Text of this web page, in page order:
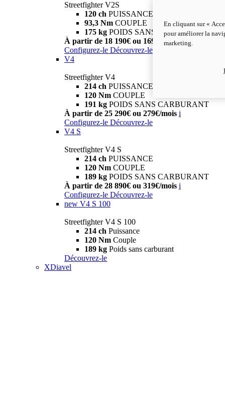
Streetfighter V2S
120 ch PUISSANCE
93,3 Nm COUPLE
175 kg POIDS SANS CARBURANT
À partir de 18 190€ ou 169€/mois i
Configurez-le Découvrez-le
V4
Streetfighter V4
214 ch PUISSANCE
120 Nm COUPLE
191 kg POIDS SANS CARBURANT
À partir de 25 290€ ou 279€/mois i
Configurez-le Découvrez-le
V4 S
Streetfighter V4 S
214 ch PUISSANCE
120 Nm COUPLE
189 kg POIDS SANS CARBURANT
À partir de 28 890€ ou 319€/mois i
Configurez-le Découvrez-le
new V4 S 100
Streetfighter V4 S 100
214 ch Puissance
120 Nm Couple
189 kg Poids sans carburant
Découvrez-le
XDiavel
En cliquant sur «
pour améliorer la
marketing.